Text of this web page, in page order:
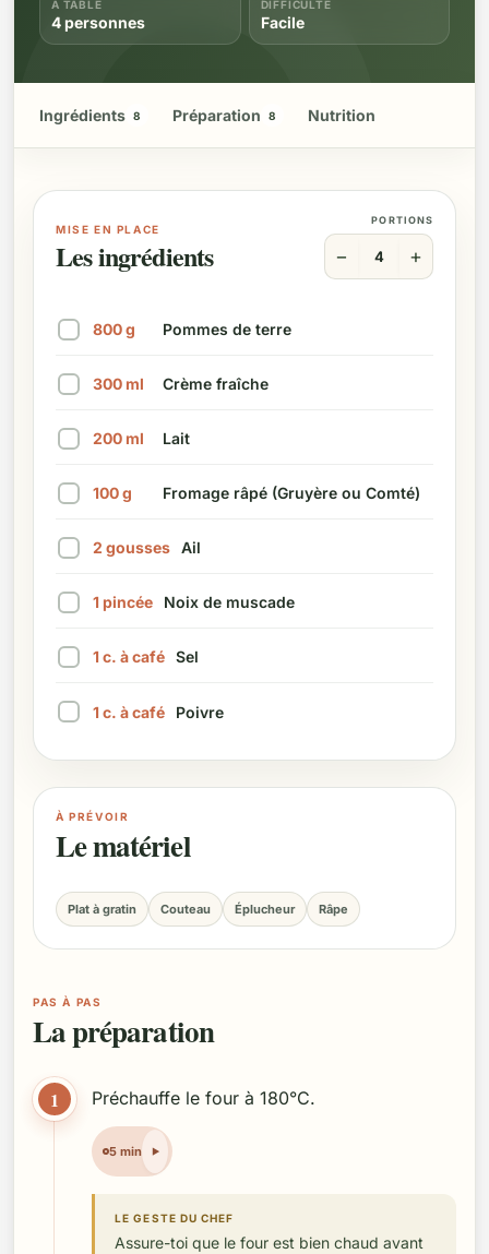
À TABLE
4 personnes
DIFFICULTÉ
Facile
Ingrédients 8 Préparation 8 Nutrition
MISE EN PLACE
Les ingrédients
PORTIONS
− 4 +
800g Pommes de terre
300ml Crème fraîche
200ml Lait
100g Fromage râpé (Gruyère ou Comté)
2 gousses Ail
1pincée Noix de muscade
1c. à café Sel
1c. à café Poivre
À PRÉVOIR
Le matériel
Plat à gratin Couteau Éplucheur Râpe
PAS À PAS
La préparation
1 Préchauffe le four à 180°C.
5 min
LE GESTE DU CHEF
Assure-toi que le four est bien chaud avant